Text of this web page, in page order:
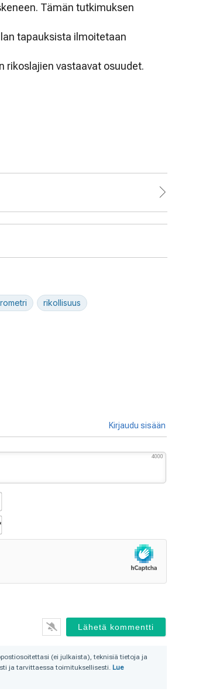
Tämän tutkimuksen
tapauksista ilmoitetaan
rikoslajien vastaavat osuudet.
rikollisuus
Kirjaudu sisään
4000
Nimimerkki*
Sähköposti
(pakollinen,
(ei julkaista), teknisiä tietoja ja
ja tarvittaessa toimituksellisesti.Lue